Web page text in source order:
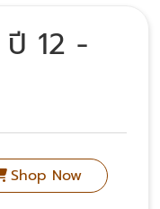
12 -
Shop Now